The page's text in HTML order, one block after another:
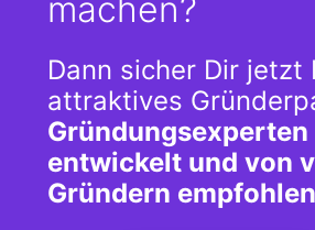
machen?
Dann sicher Dir jetzt
attraktives
Gründungsexperten
entwickelt und von
Gründern empfohlen